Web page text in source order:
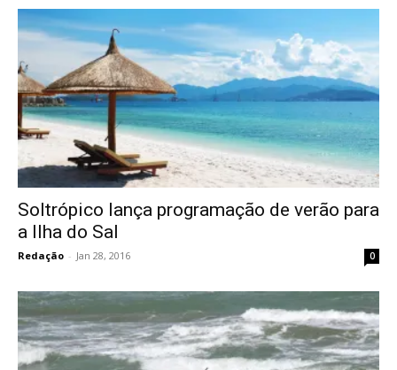
Soltrópico lança programação de verão para
a Ilha do Sal
Redação - Jan 28, 2016 0